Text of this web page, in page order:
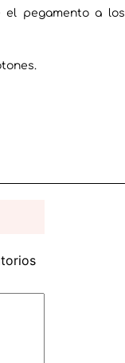
el pegamento a los